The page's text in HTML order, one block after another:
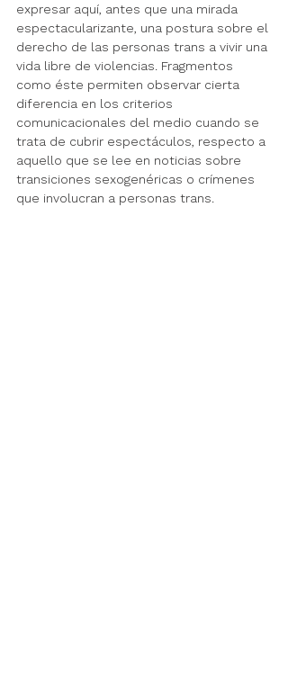
expresar aquí, antes que una mirada
espectacularizante, una postura sobre el
derecho de las personas trans a vivir una
vida libre de violencias. Fragmentos
como éste permiten observar cierta
diferencia en los criterios
comunicacionales del medio cuando se
trata de cubrir espectáculos, respecto a
aquello que se lee en noticias sobre
transiciones sexogenéricas o crímenes
que involucran a personas trans.